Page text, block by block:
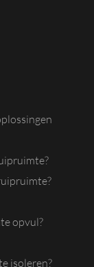
opvul?
isoleren?